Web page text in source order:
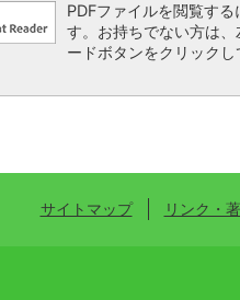
PDFファイルを閲覧す
す。お持ちでない方は
ードボタンをクリック
サイトマップ リンク・